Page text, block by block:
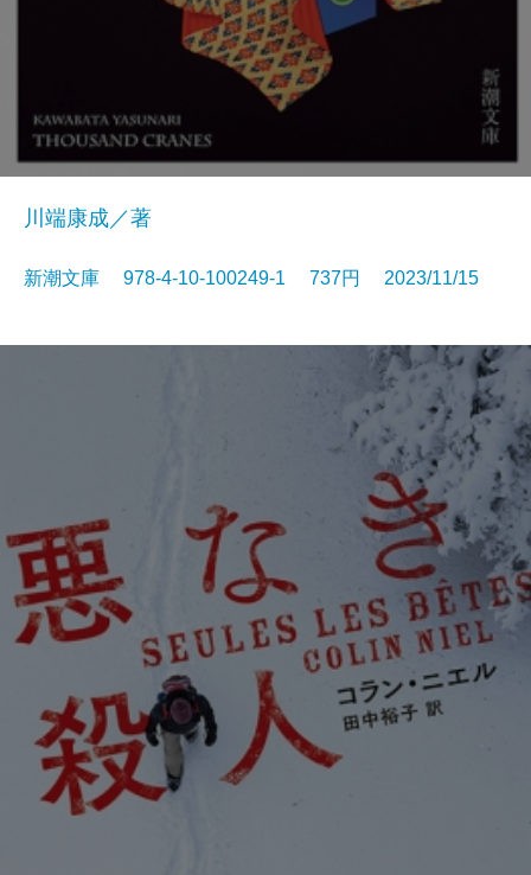
川端康成／著
新潮文庫 978-4-10-100249-1 737円 2023/11/15